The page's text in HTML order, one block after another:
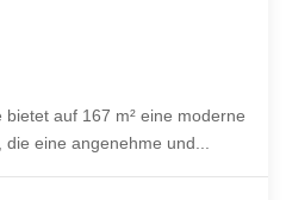
auf 167 m² eine moderne
eine angenehme und...